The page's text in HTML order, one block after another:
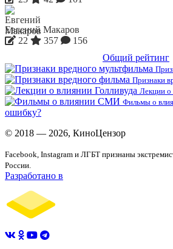
Евгений Макаров
22
357
156
Общий рейтинг
Признаки
Лекции о
Фильмы о
ошибку?
© 2018 — 2026, КиноЦензор
Facebook, Instagram и ЛГБТ признаны
России.
Разработано в